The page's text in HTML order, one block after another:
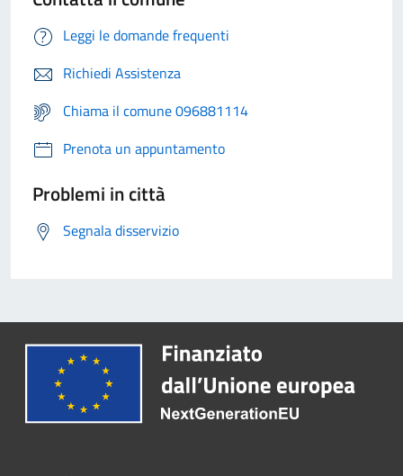
Leggi le domande frequenti
Richiedi Assistenza
Chiama il comune 096881114
Prenota un appuntamento
Problemi in città
Segnala disservizio